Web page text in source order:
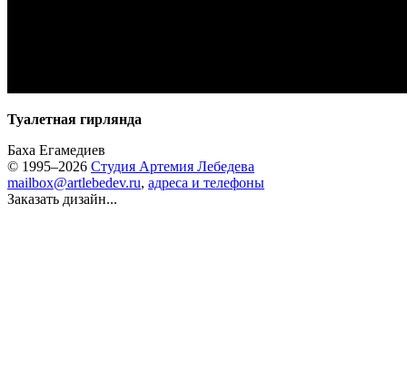
Туалетная гирлянда
Баха Егамедиев
© 1995–2026 Студия Артемия Лебедева
mailbox@artlebedev.ru, адреса и телефоны
Заказать дизайн...